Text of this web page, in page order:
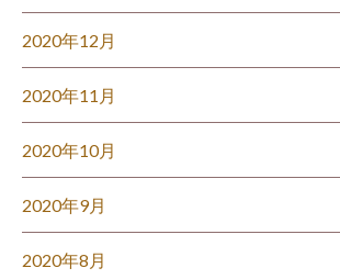
2020年12月
2020年11月
2020年10月
2020年9月
2020年8月